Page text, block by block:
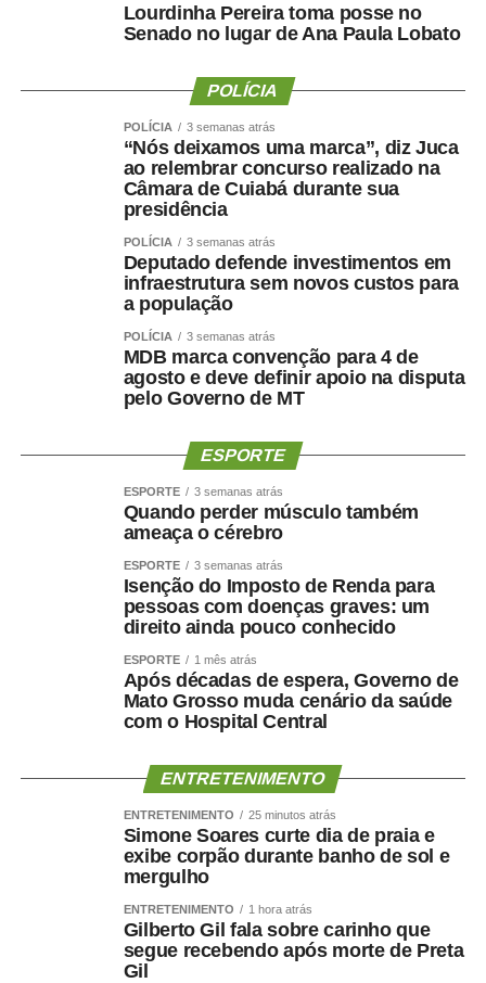
WhatsApp
Facebook
Twitter
Messenger
LinkedIn
Share
Lourdinha Pereira toma posse no
Senado no lugar de Ana Paula Lobato
POLÍCIA
POLÍCIA 3 semanas atrás
“Nós deixamos uma marca”, diz Juca
ao relembrar concurso realizado na
Câmara de Cuiabá durante sua
presidência
POLÍCIA 3 semanas atrás
Deputado defende investimentos em
infraestrutura sem novos custos para
a população
POLÍCIA 3 semanas atrás
MDB marca convenção para 4 de
agosto e deve definir apoio na disputa
pelo Governo de MT
ESPORTE
ESPORTE 3 semanas atrás
Quando perder músculo também
ameaça o cérebro
ESPORTE 3 semanas atrás
Isenção do Imposto de Renda para
pessoas com doenças graves: um
direito ainda pouco conhecido
ESPORTE 1 mês atrás
Após décadas de espera, Governo de
Mato Grosso muda cenário da saúde
com o Hospital Central
ENTRETENIMENTO
ENTRETENIMENTO 25 minutos atrás
Simone Soares curte dia de praia e
exibe corpão durante banho de sol e
mergulho
ENTRETENIMENTO 1 hora atrás
Gilberto Gil fala sobre carinho que
segue recebendo após morte de Preta
Gil